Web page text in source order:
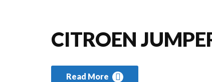
CITROEN
Read More